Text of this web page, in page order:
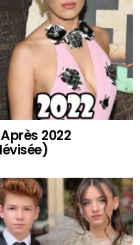
2022